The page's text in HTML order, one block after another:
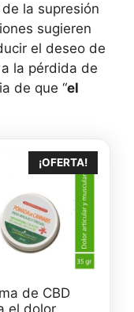
la supresión
sugieren
el deseo de
la pérdida de
de que “el
¡OFERTA!
de CBD